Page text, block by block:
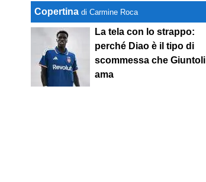
Copertina di Carmine Roca
La tela con lo strappo:
perché Diao è il tipo di
scommessa che Giuntoli
ama